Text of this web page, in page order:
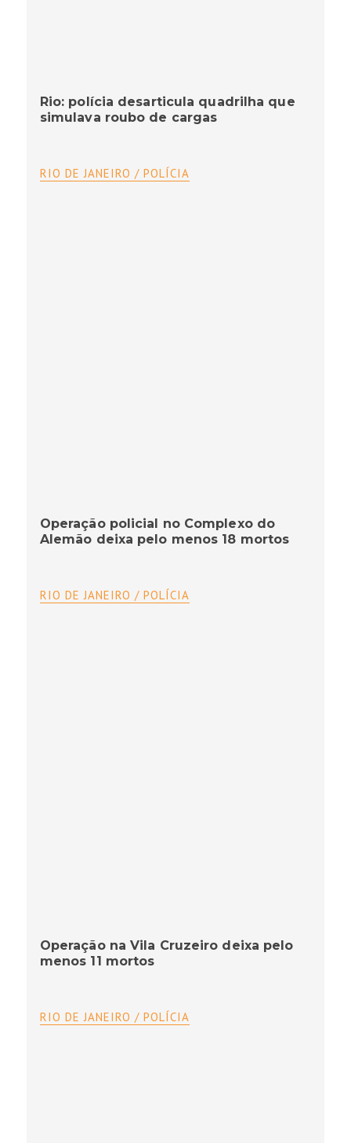
Rio: polícia desarticula quadrilha que
simulava roubo de cargas
RIO DE JANEIRO / POLÍCIA
Operação policial no Complexo do
Alemão deixa pelo menos 18 mortos
RIO DE JANEIRO / POLÍCIA
Operação na Vila Cruzeiro deixa pelo
menos 11 mortos
RIO DE JANEIRO / POLÍCIA